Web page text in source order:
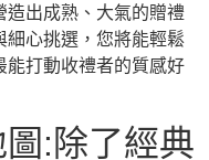
造出成熟、大氣的贈禮
細心挑選，您將能輕鬆
能打動收禮者的質感好
:除了經典